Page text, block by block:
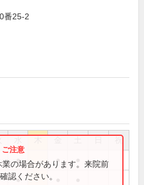
番25-2
祝
● ●
●
の場合があります。来院前
認ください。